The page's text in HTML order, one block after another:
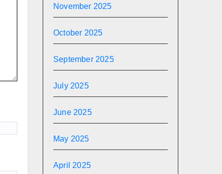
November 2025
October 2025
September 2025
July 2025
June 2025
May 2025
April 2025